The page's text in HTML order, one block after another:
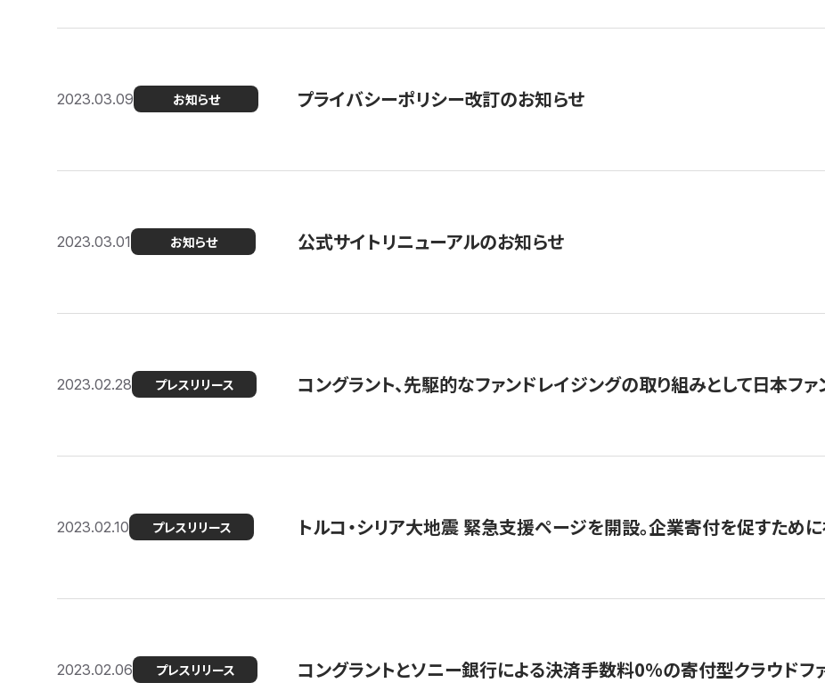
2023.03.09 お知らせ プライバシーポリシー改訂のお知らせ
2023.03.01 お知らせ 公式サイトリニューアルのお知らせ
2023.02.28 プレスリリース コングラント、先駆的なファンドレイジングの取り組みとして日本フ
2023.02.10 プレスリリース トルコ・シリア大地震 緊急支援ページを開設。企業寄付を促すため
2023.02.06 プレスリリース コングラントとソニー銀行による決済手数料0%の寄付型クラウドフ